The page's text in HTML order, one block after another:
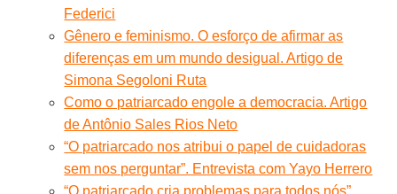
Federici
Gênero e feminismo. O esforço de afirmar as
diferenças em um mundo desigual. Artigo de
Simona Segoloni Ruta
Como o patriarcado engole a democracia. Artigo
de Antônio Sales Rios Neto
“O patriarcado nos atribui o papel de cuidadoras
sem nos perguntar”. Entrevista com Yayo Herrero
“O patriarcado cria problemas para todos nós”.